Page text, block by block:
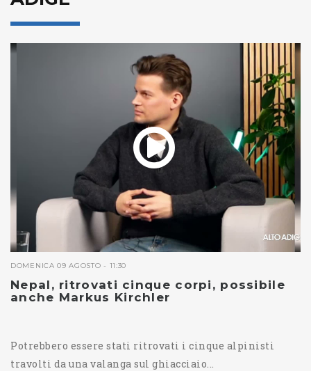
DOMENICA 09 AGOSTO - 11:30
Nepal, ritrovati cinque corpi, possibile
anche Markus Kirchler
Potrebbero essere stati ritrovati i cinque alpinisti
travolti da una valanga sul ghiacciaio...